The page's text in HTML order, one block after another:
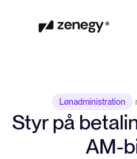
Lønadministration
Styr på
AM-